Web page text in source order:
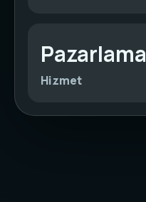
Pazarlama
Hizmet